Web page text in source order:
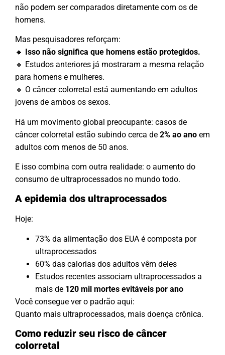
não podem ser comparados diretamente com os de
homens.
Mas pesquisadores reforçam:
🔸 Isso não significa que homens estão protegidos.
🔸 Estudos anteriores já mostraram a mesma relação
para homens e mulheres.
🔸 O câncer colorretal está aumentando em adultos
jovens de ambos os sexos.
Há um movimento global preocupante: casos de
câncer colorretal estão subindo cerca de 2% ao ano em
adultos com menos de 50 anos.
E isso combina com outra realidade: o aumento do
consumo de ultraprocessados no mundo todo.
A epidemia dos ultraprocessados
Hoje:
73% da alimentação dos EUA é composta por
ultraprocessados
60% das calorias dos adultos vêm deles
Estudos recentes associam ultraprocessados a
mais de 120 mil mortes evitáveis por ano
Você consegue ver o padrão aqui:
Quanto mais ultraprocessados, mais doença crônica.
Como reduzir seu risco de câncer
colorretal